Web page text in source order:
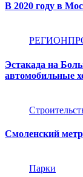
В 2020 году в
Эстакада на
автомобильные
Смоленский
Парки